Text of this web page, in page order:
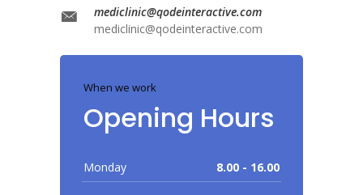
mediclinic@qodeinteractive.com
mediclinic@qodeinteractive.com
When we work
Opening Hours
Monday 8.00 - 16.00